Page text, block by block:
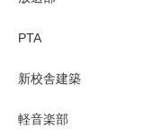
PTA
新校舎建築
軽音楽部